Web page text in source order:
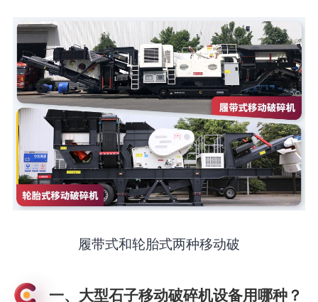
履带式和轮胎式两种移动破
一、大型石子移动破碎机设备用哪种？